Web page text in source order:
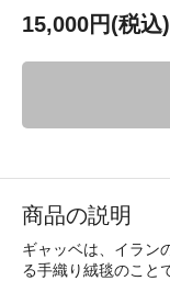
15,000円(税込)
商品の説明
ギャッベは、イラン
る手織り絨毯のこと